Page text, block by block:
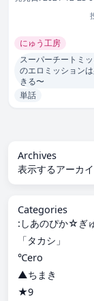
単話 評価
にゅう工房
スーパーチートミ
のエロミッション
きる〜
単話
Archives
表示するアーカ
Categories
:しあのぴか☆ぎ
「タカシ」
℃ero
▲ちまき
★9